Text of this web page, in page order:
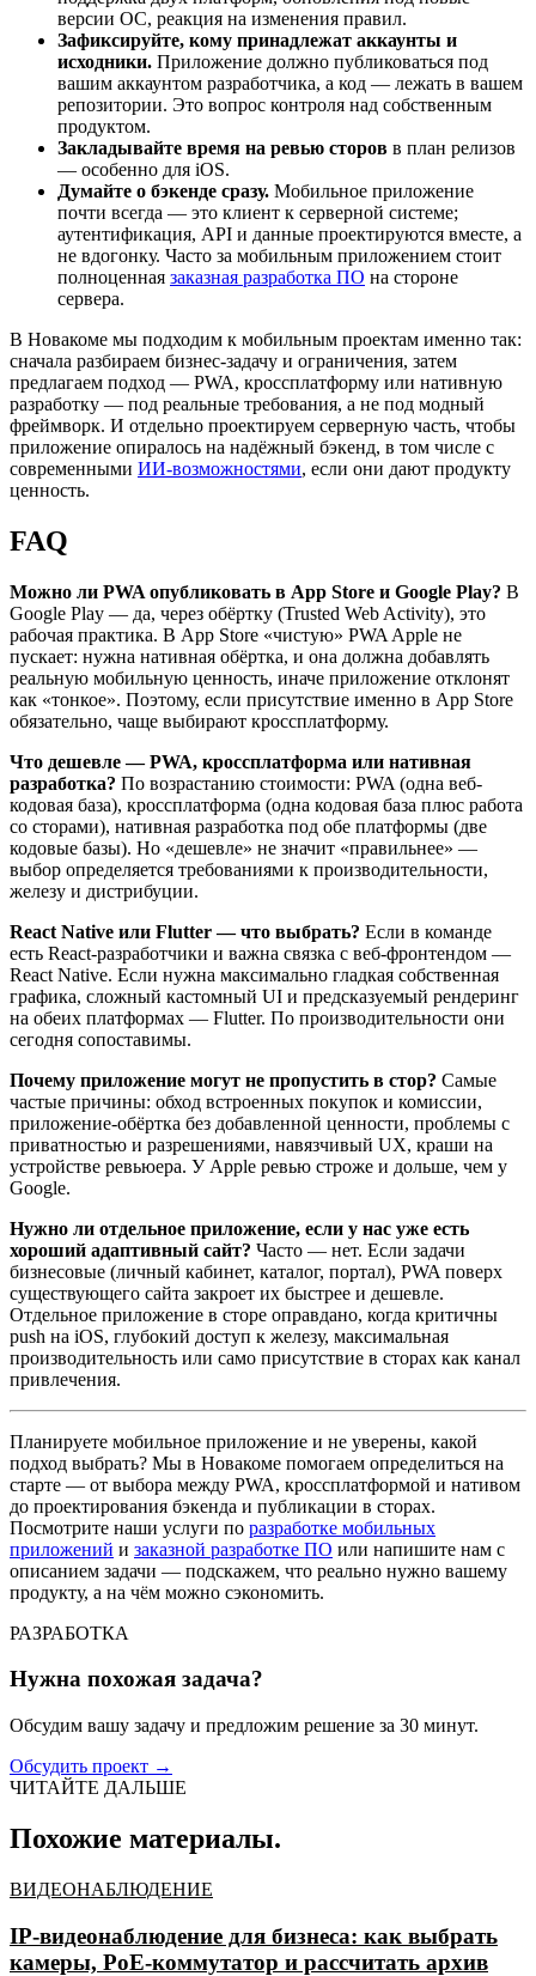
версии ОС, реакция на изменения правил.
Зафиксируйте, кому принадлежат аккаунты и
исходники. Приложение должно публиковаться под
вашим аккаунтом разработчика, а код — лежать в вашем
репозитории. Это вопрос контроля над собственным
продуктом.
Закладывайте время на ревью сторов в план релизов
— особенно для iOS.
Думайте о бэкенде сразу. Мобильное приложение
почти всегда — это клиент к серверной системе;
аутентификация, API и данные проектируются вместе, а
не вдогонку. Часто за мобильным приложением стоит
полноценная заказная разработка ПО на стороне
сервера.
В Новакоме мы подходим к мобильным проектам именно так:
сначала разбираем бизнес-задачу и ограничения, затем
предлагаем подход — PWA, кроссплатформу или нативную
разработку — под реальные требования, а не под модный
фреймворк. И отдельно проектируем серверную часть, чтобы
приложение опиралось на надёжный бэкенд, в том числе с
современными ИИ-возможностями, если они дают продукту
ценность.
FAQ
Можно ли PWA опубликовать в App Store и Google Play? В
Google Play — да, через обёртку (Trusted Web Activity), это
рабочая практика. В App Store «чистую» PWA Apple не
пускает: нужна нативная обёртка, и она должна добавлять
реальную мобильную ценность, иначе приложение отклонят
как «тонкое». Поэтому, если присутствие именно в App Store
обязательно, чаще выбирают кроссплатформу.
Что дешевле — PWA, кроссплатформа или нативная
разработка? По возрастанию стоимости: PWA (одна веб-
кодовая база), кроссплатформа (одна кодовая база плюс работа
со сторами), нативная разработка под обе платформы (две
кодовые базы). Но «дешевле» не значит «правильнее» —
выбор определяется требованиями к производительности,
железу и дистрибуции.
React Native или Flutter — что выбрать? Если в команде
есть React-разработчики и важна связка с веб-фронтендом —
React Native. Если нужна максимально гладкая собственная
графика, сложный кастомный UI и предсказуемый рендеринг
на обеих платформах — Flutter. По производительности они
сегодня сопоставимы.
Почему приложение могут не пропустить в стор? Самые
частые причины: обход встроенных покупок и комиссии,
приложение-обёртка без добавленной ценности, проблемы с
приватностью и разрешениями, навязчивый UX, краши на
устройстве ревьюера. У Apple ревью строже и дольше, чем у
Google.
Нужно ли отдельное приложение, если у нас уже есть
хороший адаптивный сайт? Часто — нет. Если задачи
бизнесовые (личный кабинет, каталог, портал), PWA поверх
существующего сайта закроет их быстрее и дешевле.
Отдельное приложение в сторе оправдано, когда критичны
push на iOS, глубокий доступ к железу, максимальная
производительность или само присутствие в сторах как канал
привлечения.
Планируете мобильное приложение и не уверены, какой
подход выбрать? Мы в Новакоме помогаем определиться на
старте — от выбора между PWA, кроссплатформой и нативом
до проектирования бэкенда и публикации в сторах.
Посмотрите наши услуги по разработке мобильных
приложений и заказной разработке ПО или напишите нам с
описанием задачи — подскажем, что реально нужно вашему
продукту, а на чём можно сэкономить.
РАЗРАБОТКА
Нужна похожая задача?
Обсудим вашу задачу и предложим решение за 30 минут.
Обсудить проект →
ЧИТАЙТЕ ДАЛЬШЕ
Похожие материалы.
ВИДЕОНАБЛЮДЕНИЕ
IP-видеонаблюдение для бизнеса: как выбрать
камеры, PoE-коммутатор и рассчитать архив